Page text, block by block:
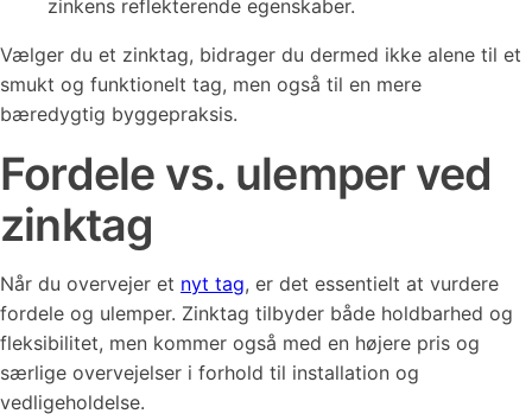
zinkens reflekterende egenskaber.
Vælger du et zinktag, bidrager du dermed ikke alene til et
smukt og funktionelt tag, men også til en mere
bæredygtig byggepraksis.
Fordele vs. ulemper ved
zinktag
Når du overvejer et nyt tag, er det essentielt at vurdere
fordele og ulemper. Zinktag tilbyder både holdbarhed og
fleksibilitet, men kommer også med en højere pris og
særlige overvejelser i forhold til installation og
vedligeholdelse.